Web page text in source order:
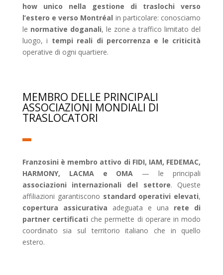
how unico nella gestione di traslochi verso
l’estero e verso Montréal in particolare: conosciamo
le normative doganali, le zone a traffico limitato del
luogo, i tempi reali di percorrenza e le criticità
operative di ogni quartiere.
MEMBRO DELLE PRINCIPALI
ASSOCIAZIONI MONDIALI DI
TRASLOCATORI
Franzosini è membro attivo di FIDI, IAM, FEDEMAC,
HARMONY, LACMA e OMA — le principali
associazioni internazionali del settore. Queste
affiliazioni garantiscono standard operativi elevati,
copertura assicurativa adeguata e una rete di
partner certificati che permette di operare in modo
coordinato sia sul territorio italiano che in quello
estero.